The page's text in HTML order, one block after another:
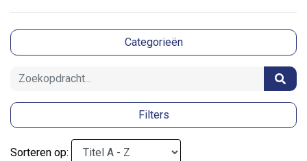
Categorieën
Filters
Sorteren op: